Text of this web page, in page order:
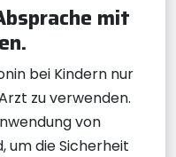
mit
bei Kindern nur
zu verwenden.
von
um die Sicherheit